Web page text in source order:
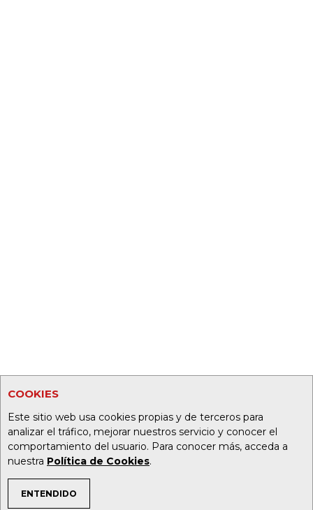
COOKIES
Este sitio web usa cookies propias y de terceros para
analizar el tráfico, mejorar nuestros servicio y conocer el
comportamiento del usuario. Para conocer más, acceda a
nuestra Política de Cookies.
ENTENDIDO
TEMAS DE INTERÉS